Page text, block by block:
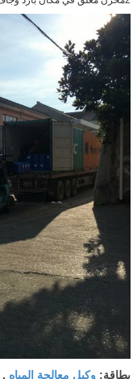
بطاقة: وكيل معالجة المياه ,